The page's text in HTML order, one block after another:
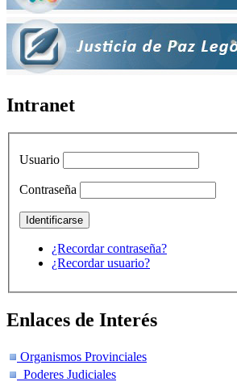
Intranet
Usuario
Contraseña
¿Recordar contraseña?
¿Recordar usuario?
Enlaces de Interés
Organismos Provinciales
Poderes Judiciales